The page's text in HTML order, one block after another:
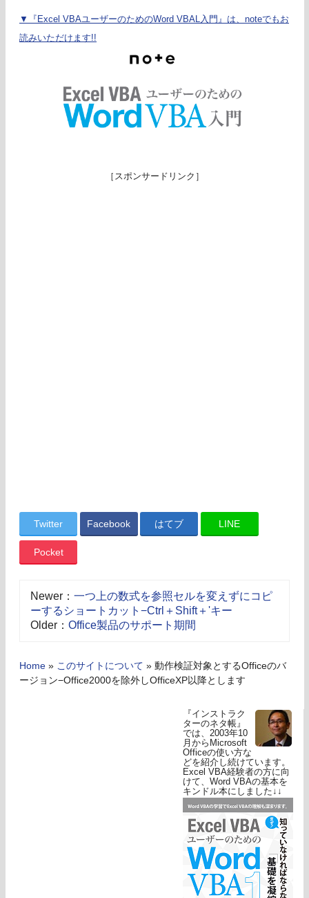
▼『Excel VBAユーザーのためのWord VBAL入門』は、noteでもお
読みいただけます!!
［スポンサードリンク］
Twitter Facebook はてブ LINE
Pocket
Newer： 一つ上の数式を参照セルを変えずにコピ
ーするショートカット−Ctrl＋Shift＋'キー
Older： Office製品のサポート期間
Home » このサイトについて » 動作検証対象とするOfficeのバ
ージョン−Office2000を除外しOfficeXP以降とします
『インストラク
ターのネタ帳』
では、2003年10
月からMicrosoft
Officeの使い方な
どを紹介し続けています。
Excel VBA経験者の方に向
けて、Word VBAの基本を
キンドル本にしました↓↓